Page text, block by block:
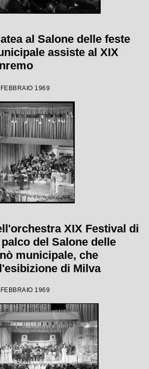
al Salone delle feste
assiste al XIX
1969
XIX Festival di
del Salone delle
municipale, che
di Milva
1969